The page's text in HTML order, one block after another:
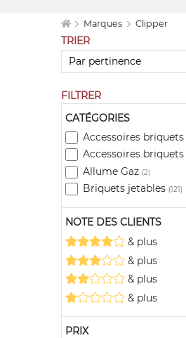
Marques Clipper
TRIER
FILTRER
CATÉGORIES
Accessoires briquets
Accessoires briquets
Allume Gaz (2)
Briquets jetables (121)
NOTE DES CLIENTS
& plus
& plus
& plus
& plus
PRIX